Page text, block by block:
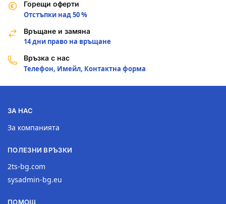
Горещи оферти
Отстъпки над 50 %
Връщане и замяна
14 дни право на връщане
Връзка с нас
Телефон, Имейл, Контактна форма
ЗА НАС
За компанията
ПОЛЕЗНИ ВРЪЗКИ
2ts-bg.com
sysadmin-bg.eu
ПОМОЩ